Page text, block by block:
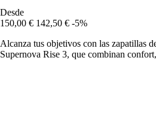
Desde
150,00 € 142,50 € -5%
Alcanza tus objetivos con las zapatillas
Supernova Rise 3, que combinan